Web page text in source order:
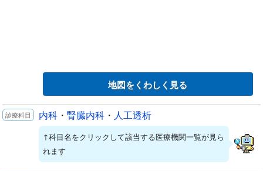
地図をくわしく見る
内科 ・ 腎臓内科 ・ 人工透析
↑科目名をクリックして該当する医療機関一覧が見ら
れます